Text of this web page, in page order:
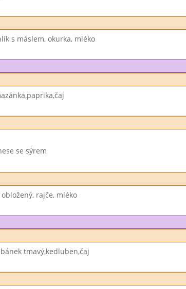
s máslem, okurka, mléko
se sýrem
rajče, mléko
tmavý,kedluben,čaj